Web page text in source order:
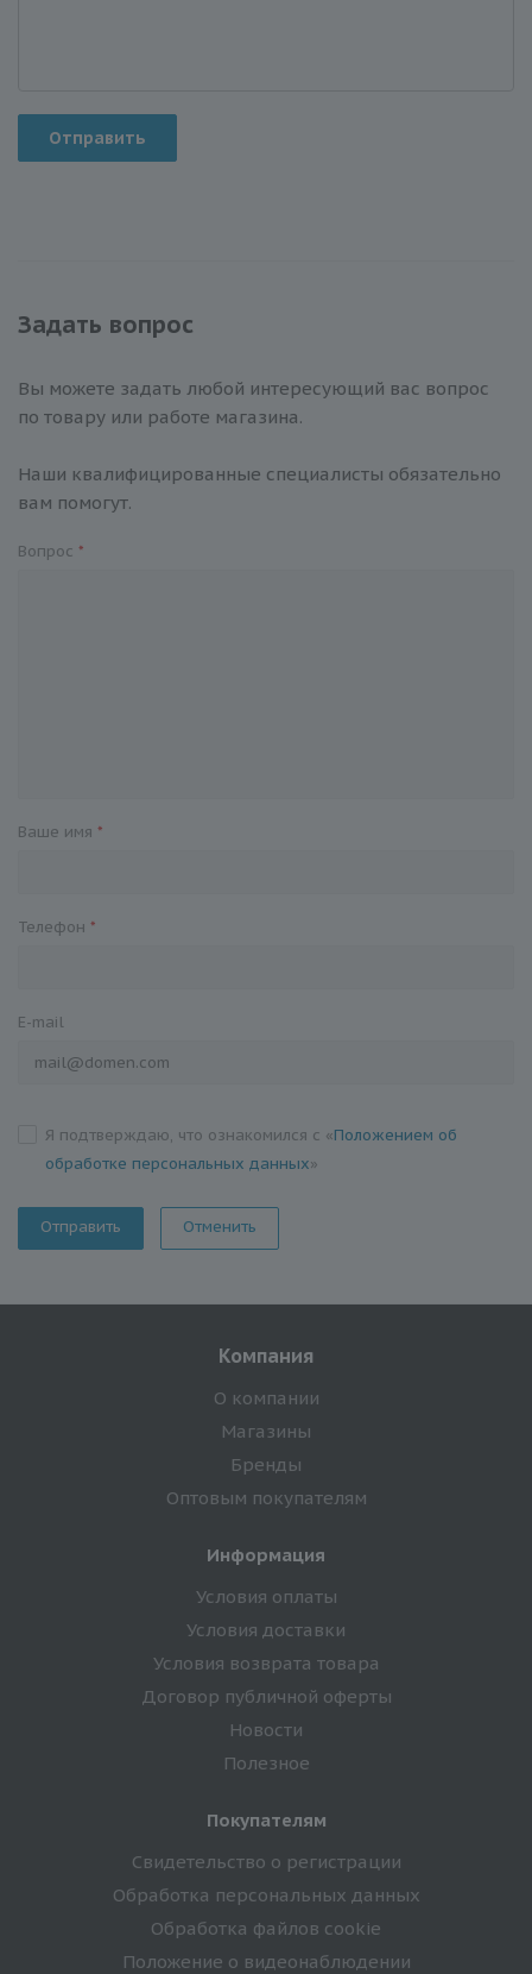
Отправить
Задать вопрос
Вы можете задать любой интересующий вас вопрос
по товару или работе магазина.
Наши квалифицированные специалисты обязательно
вам помогут.
Вопрос *
Ваше имя *
Телефон *
E-mail
Я подтверждаю, что ознакомился с «Положением об
обработке персональных данных»
Отменить
Компания
О компании
Магазины
Бренды
Оптовым покупателям
Информация
Условия оплаты
Условия доставки
Условия возврата товара
Договор публичной оферты
Новости
Полезное
Покупателям
Свидетельство о регистрации
Обработка персональных данных
Обработка файлов cookie
Положение о видеонаблюдении